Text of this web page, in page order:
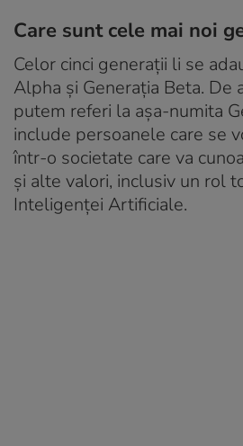
Care sunt cele mai noi
Celor cinci generații li se
Alpha și Generația Beta. De
putem referi la așa-numita
include persoanele care se
într-o societate care va
și alte valori, inclusiv un rol
Inteligenței Artificiale.